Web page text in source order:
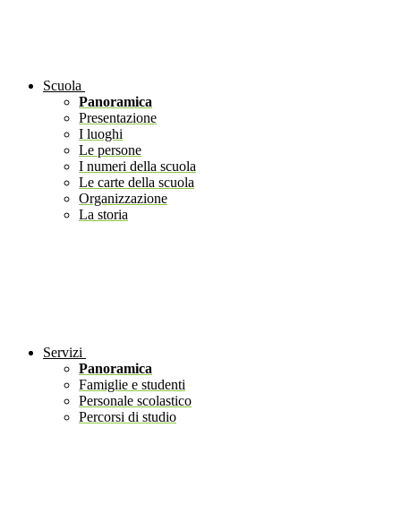
Scuola
Panoramica
Presentazione
I luoghi
Le persone
I numeri della scuola
Le carte della scuola
Organizzazione
La storia
Servizi
Panoramica
Famiglie e studenti
Personale scolastico
Percorsi di studio